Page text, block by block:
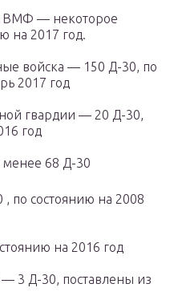
ВМФ — некоторое
на 2017 год.
войска — 150 Д-30, по
2017 год
гвардии — 20 Д-30,
год
68 Д-30
по состоянию на 2008
на 2016 год
3 Д-30, поставлены из